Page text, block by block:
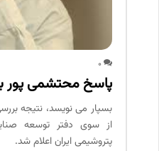
0
پاسخ محتشمی پور
بسپار می نویسد، نتیجه
از سوی دفتر توسعه
پتروشیمی ایران اعلام شد.